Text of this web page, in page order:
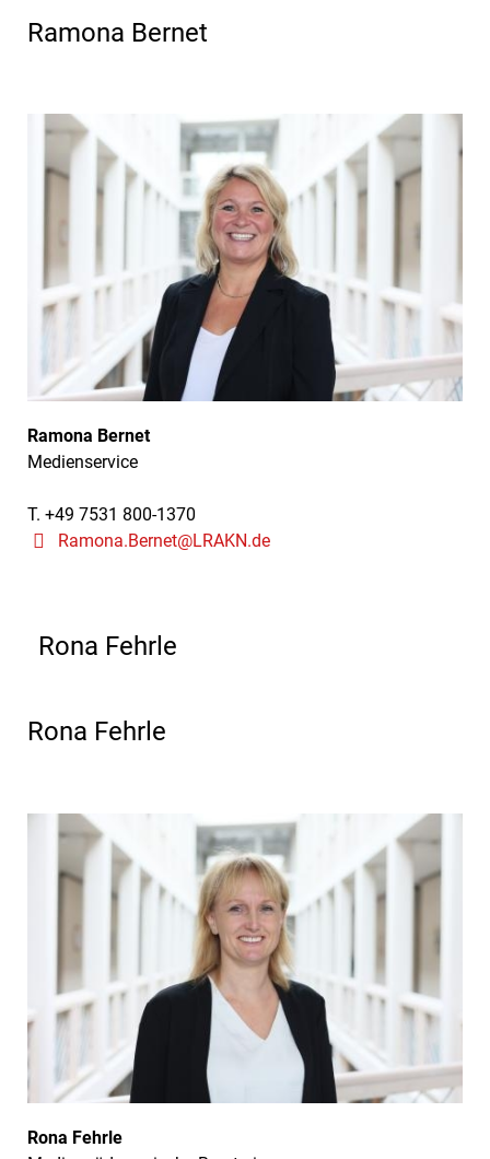
Ramona Bernet
Ramona Bernet
Medienservice
T. +49 7531 800-1370
Ramona.Bernet@LRAKN.de
Rona Fehrle
Rona Fehrle
Rona Fehrle